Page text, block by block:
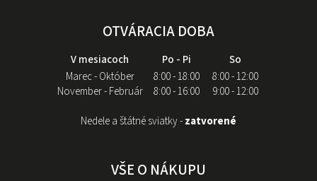
OTVÁRACIA DOBA
V mesiacoch Po - Pi
So
Marec - Október
8:00 - 18:00
8:00 - 12:00
November - Február
8:00 - 16:00
9:00 - 12:00
Nedele a štátné sviatky -zatvorené
VŠE O NÁKUPU